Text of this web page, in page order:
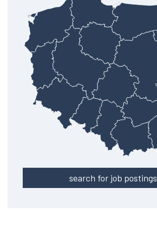
search for job postings